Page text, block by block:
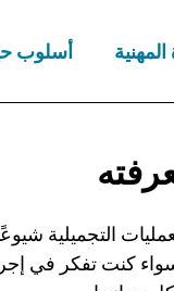
أسلوب المهنية
التجميلية
كنت تفكر في